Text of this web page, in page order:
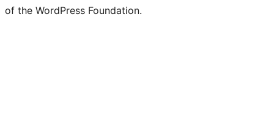
of the WordPress Foundation.